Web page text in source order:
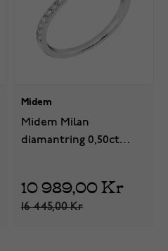
Midem
Midem Milan
diamantring 0,50ct
10 989,00 Kr
16 445,00 Kr